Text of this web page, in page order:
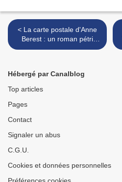
< La carte postale d'Anne
Berest : un roman pétri
d'humanité
Hébergé par Canalblog
Top articles
Pages
Contact
Signaler un abus
C.G.U.
Cookies et données personnelles